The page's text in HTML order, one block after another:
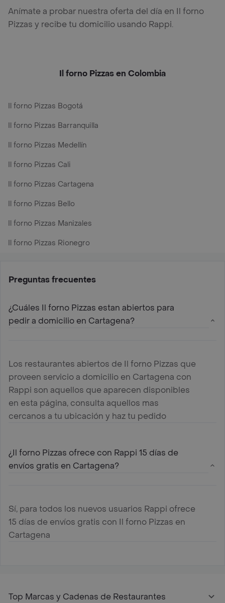
Anímate a probar nuestra oferta del día en Il forno
Pizzas y recibe tu domicilio usando Rappi.
Il forno Pizzas en Colombia
Il forno Pizzas Bogotá
Il forno Pizzas Barranquilla
Il forno Pizzas Medellín
Il forno Pizzas Cali
Il forno Pizzas Cartagena
Il forno Pizzas Bello
Il forno Pizzas Manizales
Il forno Pizzas Rionegro
Preguntas frecuentes
¿Cuáles Il forno Pizzas estan abiertos para
pedir a domicilio en Cartagena?
Los restaurantes abiertos de Il forno Pizzas que
proveen servicio a domicilio en Cartagena con
Rappi son aquellos que aparecen disponibles
en esta página, consulta aquellos mas
cercanos a tu ubicación y haz tu pedido
¿Il forno Pizzas ofrece con Rappi 15 días de
envíos gratis en Cartagena?
Sí, para todos los nuevos usuarios Rappi ofrece
15 días de envíos gratis con Il forno Pizzas en
Cartagena
Top Marcas y Cadenas de Restaurantes